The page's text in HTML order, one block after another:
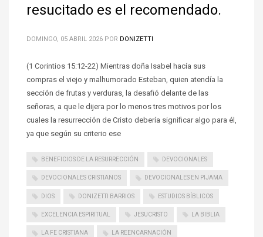
resucitado es el recomendado.
DOMINGO, 05 ABRIL 2026 POR DONIZETTI
(1 Corintios 15:12-22) Mientras doña Isabel hacía sus
compras el viejo y malhumorado Esteban, quien atendía la
sección de frutas y verduras, la desafió delante de las
señoras, a que le dijera por lo menos tres motivos por los
cuales la resurrección de Cristo debería significar algo para él,
ya que según su criterio ese
BENEFICIOS DE LA RESURRECCIÓN DEVOCIONALES
DEVOCIONALES CRISTIANOS DEVOCIONALES EN PIJAMA
DIOS DONIZETTI BARRIOS ESTUDIOS BÍBLICOS
EXCELENCIA ESPIRITUAL JESUCRISTO LA BIBLIA
LA FE CRISTIANA LA REENCARNACIÓN